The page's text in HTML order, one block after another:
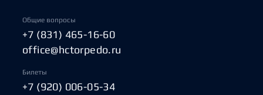
Общие вопросы
+7 (831) 465-16-60
office@hctorpedo.ru
Билеты
+7 (920) 006-05-34